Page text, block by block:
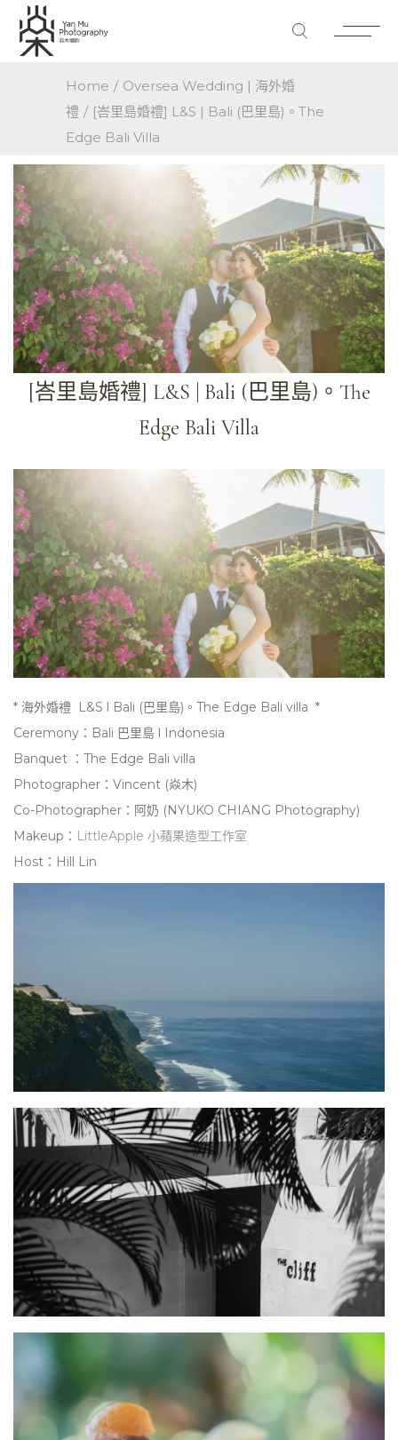
Home
Oversea Wedding | 海外婚
禮
[峇里島婚禮] L&S | Bali (巴里島)。The
Edge Bali Villa
[峇里島婚禮] L&S | Bali (巴里島)。The
Edge Bali Villa
* 海外婚禮 L&S l Bali (巴里島)。The Edge Bali villa *
Ceremony： Bali 巴里島 l Indonesia
Banquet ： The Edge Bali villa
Photographer：Vincent (焱木)
Co-Photographer： 阿奶 (NYUKO CHIANG Photography)
Makeup： LittleApple 小蘋果造型工作室
Host：Hill Lin